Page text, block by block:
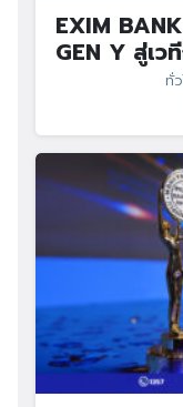
EXIM
GEN Y สู่เว
ทั่